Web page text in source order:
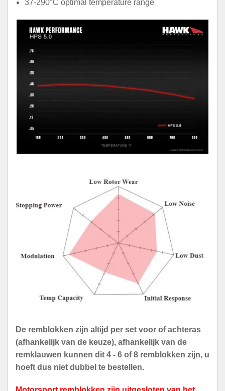
37-290°C optimal temperature range
De remblokken zijn altijd per set voor of achteras
(afhankelijk van de keuze), afhankelijk van de
remklauwen kunnen dit 4 - 6 of 8 remblokken zijn, u
hoeft dus niet dubbel te bestellen.